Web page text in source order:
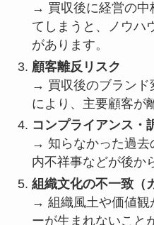
→ 買収後に経営の中
てしまうと、ノウハ
があります。
顧客離反リスク
→ 買収後のブランド
により、主要顧客が
コンプライアンス・
→ 知らなかった過去
内不祥事などが後か
組織文化の不一致（
→ 組織風土や価値観
ーが生まれないこと